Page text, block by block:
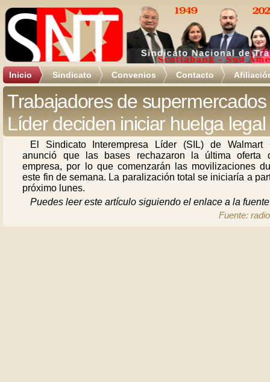
Inicio Sindicato Convenios Contacto
Trabajadores de supermercados
Líder deciden iniciar huelga legal
El Sindicato Interempresa Líder (SIL) de Walmart
anunció que las bases rechazaron la última oferta
empresa, por lo que comenzarán las movilizaciones
este fin de semana. La paralización total se iniciaría a
próximo lunes.
Puedes leer este artículo siguiendo el enlace a la
Fuente: